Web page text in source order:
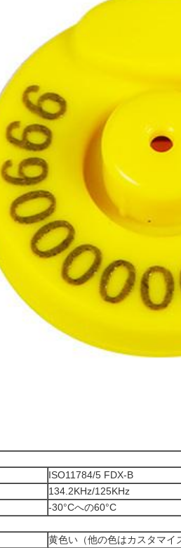
ISO11784/5 FDX-B
134.2KHz/125KHz
-30°Cへの60°C
黄色い（他の色はカスタマイ